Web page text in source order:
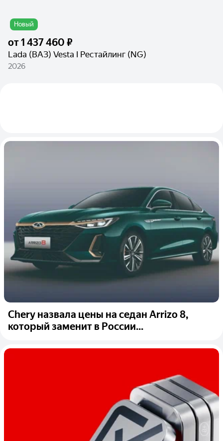
Новый
от1 437 460 ₽
Lada (ВАЗ) Vesta I Рестайлинг (NG)
2026
Chery назвала цены на седан Arrizo 8,
который заменит в России...